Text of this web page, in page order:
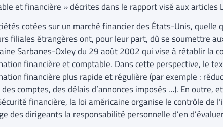
et financière » décrites dans le rapport visé aux
cotées sur un marché financier des États-Unis,
filiales étrangères ont, pour leur part, dû se soumettre
Sarbanes-Oxley du 29 août 2002 qui vise à rétablir la
financière et comptable. Dans cette perspective, le
financière plus rapide et régulière (par exemple :
comptes, des délais d’annonces imposés …). En outre,
financière, la loi américaine organise le contrôle de
des dirigeants la responsabilité personnelle d’en